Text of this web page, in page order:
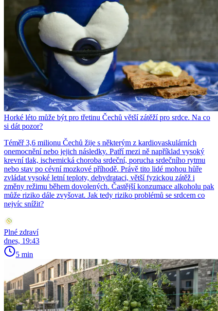
Horké léto může být pro třetinu Čechů větší zátěží pro srdce. Na co
si dát pozor?
Téměř 3,6 milionu Čechů žije s některým z kardiovaskulárních
onemocnění nebo jejich následky. Patří mezi ně například vysoký
krevní tlak, ischemická choroba srdeční, porucha srdečního rytmu
nebo stav po cévní mozkové příhodě. Právě tito lidé mohou hůře
zvládat vysoké letní teploty, dehydrataci, větší fyzickou zátěž i
změny režimu během dovolených. Častější konzumace alkoholu pak
může riziko dále zvyšovat. Jak tedy riziko problémů se srdcem co
nejvíc snížit?
Plné zdraví
dnes, 19:43
5 min